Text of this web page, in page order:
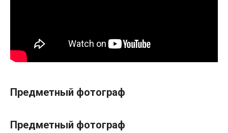
Предметный фотограф
Предметный фотограф